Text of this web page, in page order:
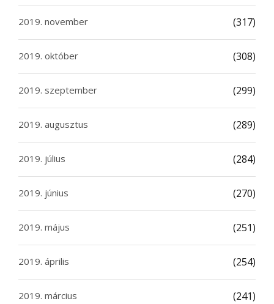
2019. november (317)
2019. október (308)
2019. szeptember (299)
2019. augusztus (289)
2019. július (284)
2019. június (270)
2019. május (251)
2019. április (254)
2019. március (241)